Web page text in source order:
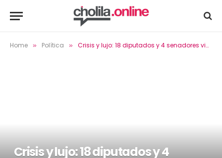
Home » Política » Crisis y lujo: 18 diputados y 4 senadores viajan a Harvard patrocinados por una ONG
Crisis y lujo: 18 diputados y 4